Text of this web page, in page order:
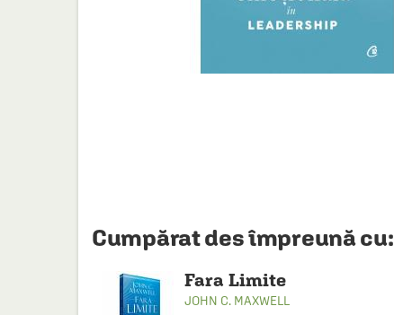
JOCURI SI JUCARII
PROMOȚII ȘI SELECȚII
Cumpărat des împreună cu:
Fara Limite
JOHN C. MAXWELL